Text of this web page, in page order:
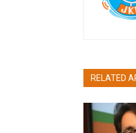
RELATED